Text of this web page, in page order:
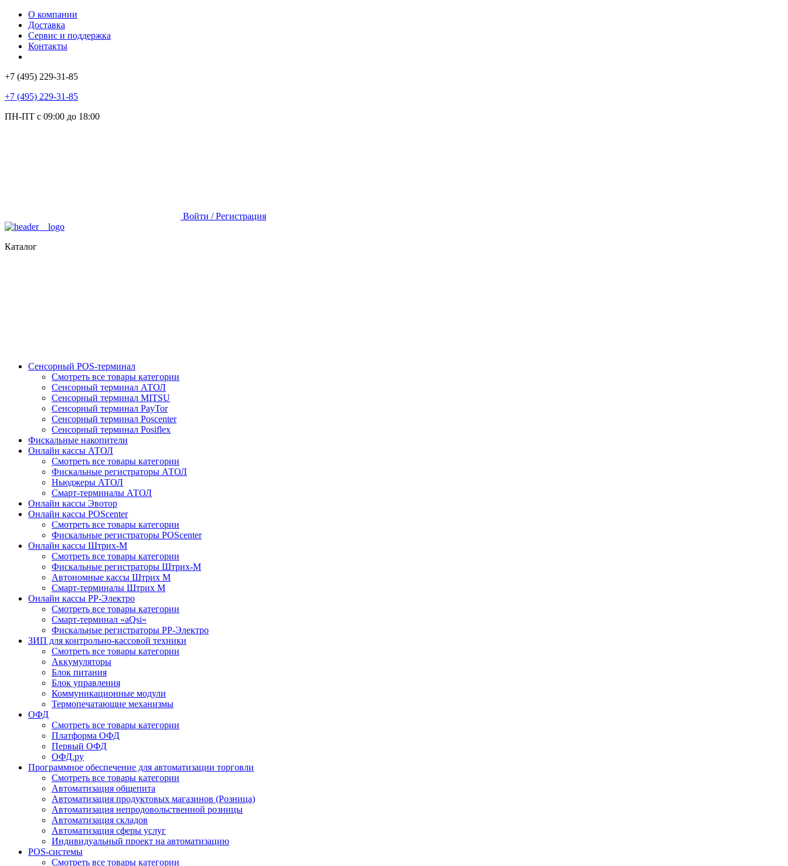
О компании
Доставка
Сервис и поддержка
Контакты
+7 (495) 229-31-85
+7 (495) 229-31-85
ПН-ПТ с 09:00 до 18:00
Войти / Регистрация
Каталог
Сенсорный POS-терминал
Смотреть все товары категории
Сенсорный терминал АТОЛ
Сенсорный терминал MITSU
Сенсорный терминал PayTor
Сенсорный терминал Poscenter
Сенсорный терминал Posiflex
Фискальные накопители
Онлайн кассы АТОЛ
Смотреть все товары категории
Фискальные регистраторы АТОЛ
Ньюджеры АТОЛ
Смарт-терминалы АТОЛ
Онлайн кассы Эвотор
Онлайн кассы POScenter
Смотреть все товары категории
Фискальные регистраторы POScenter
Онлайн кассы Штрих-М
Смотреть все товары категории
Фискальные регистраторы Штрих-М
Автономные кассы Штрих М
Смарт-терминалы Штрих М
Онлайн кассы РР-Электро
Смотреть все товары категории
Смарт-терминал «aQsi»
Фискальные регистраторы РР-Электро
ЗИП для контрольно-кассовой техники
Смотреть все товары категории
Аккумуляторы
Блок питания
Блок управления
Коммуникационные модули
Термопечатающие механизмы
ОФД
Смотреть все товары категории
Платформа ОФД
Первый ОФД
ОФД.ру
Программное обеспечение для автоматизации торговли
Смотреть все товары категории
Автоматизация общепита
Автоматизация продуктовых магазинов (Розница)
Автоматизация непродовольственной розницы
Автоматизация складов
Автоматизация сферы услуг
Индивидуальный проект на автоматизацию
POS-системы
Смотреть все товары категории